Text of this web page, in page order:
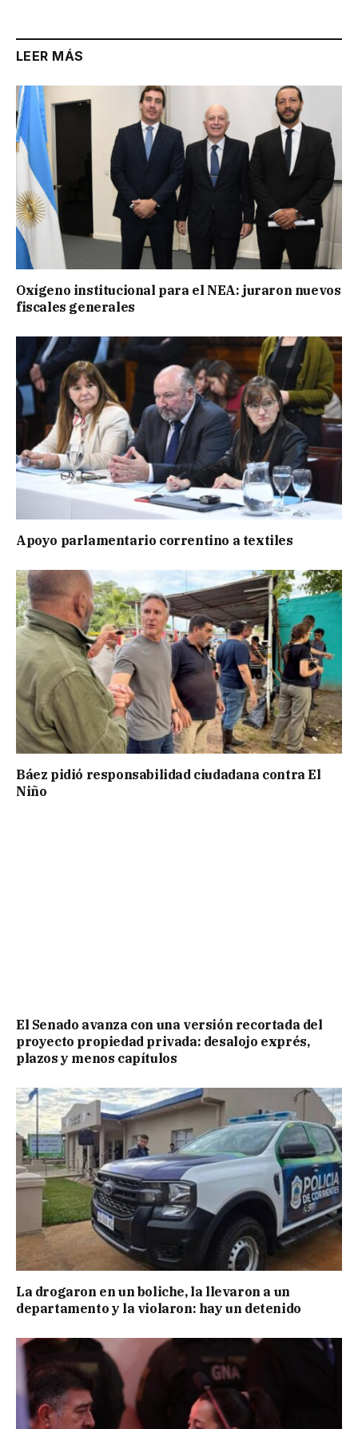
LEER MÁS
Oxígeno institucional para el NEA: juraron nuevos
fiscales generales
Apoyo parlamentario correntino a textiles
Báez pidió responsabilidad ciudadana contra El
Niño
El Senado avanza con una versión recortada del
proyecto propiedad privada: desalojo exprés,
plazos y menos capítulos
La drogaron en un boliche, la llevaron a un
departamento y la violaron: hay un detenido